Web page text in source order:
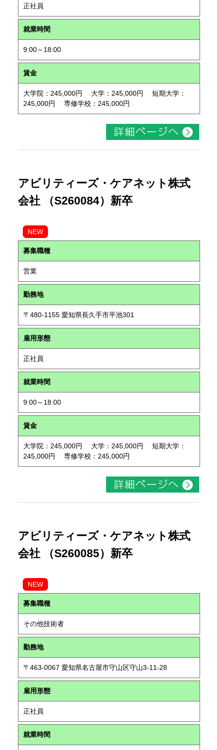
正社員
就業時間
9:00～18:00
賃金
大学院：245,000円 大学：245,000円 短期大学：
245,000円 専修学校：245,000円
アビリティーズ・ケアネット株式
会社 （S260084）新卒
NEW
募集職種
営業
勤務地
〒480-1155 愛知県長久手市平池301
雇用形態
正社員
就業時間
9:00～18:00
賃金
大学院：245,000円 大学：245,000円 短期大学：
245,000円 専修学校：245,000円
アビリティーズ・ケアネット株式
会社 （S260085）新卒
NEW
募集職種
その他技術者
勤務地
〒463-0067 愛知県名古屋市守山区守山3-11-28
雇用形態
正社員
就業時間